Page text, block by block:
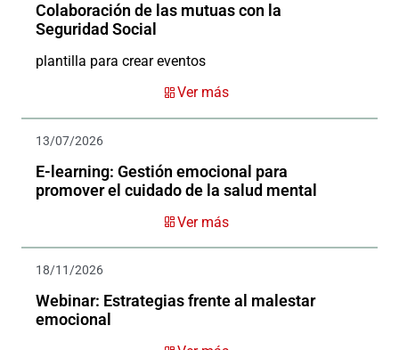
Colaboración de las mutuas con la
Seguridad Social
plantilla para crear eventos
Ver más
13/07/2026
E-learning: Gestión emocional para
promover el cuidado de la salud mental
Ver más
18/11/2026
Webinar: Estrategias frente al malestar
emocional